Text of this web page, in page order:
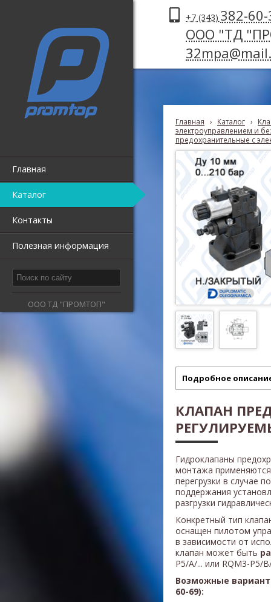
Главная
Каталог
Контакты
Полезная информация
ООО ТД "ПРОМТОП"
+7 (343) 382-
ООО "ТД
Главная › Каталог ›
электроуправлением и
предохранительные с
Подробное
КЛАПАН
Гидроклапаны
монтажа
перегрузки в случае
поддержания
разгрузки
Конкретный тип
оснащен пилотом
в зависимости от
клапан может быть
P5/A/... или RQM3-P5/B
Возможные
60-69):